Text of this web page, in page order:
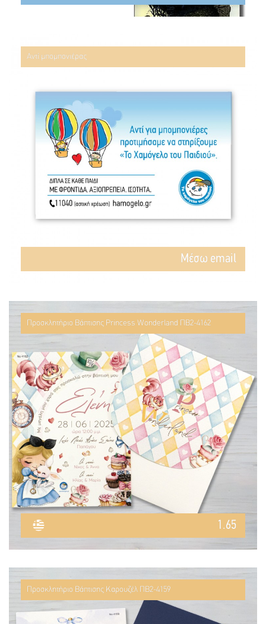
Αντί μπομπονιέρας
Mέσω email
Προσκλητήριο Βάπτισης Princess Wonderland ΠΒ2-4162
1.65
Προσκλητήριο Βάπτισης Καρουζέλ ΠΒ2-4159